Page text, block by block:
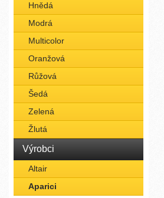
Hnědá
Modrá
Multicolor
Oranžová
Růžová
Šedá
Zelená
Žlutá
Výrobci
Altair
Aparici